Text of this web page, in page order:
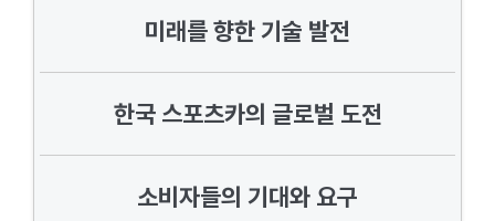
미래를 향한 기술 발전
한국 스포츠카의 글로벌 도전
소비자들의 기대와 요구